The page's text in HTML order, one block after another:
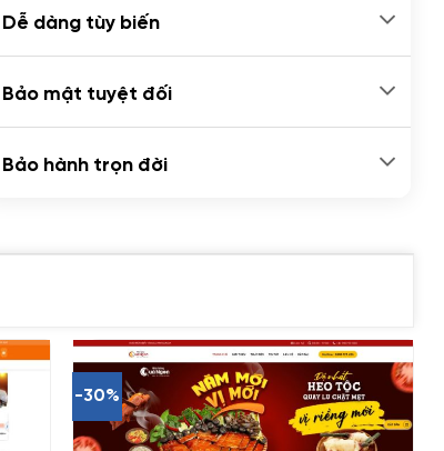
Dễ dàng tùy biến
Bảo mật tuyệt đối
Bảo hành trọn đời
-30%